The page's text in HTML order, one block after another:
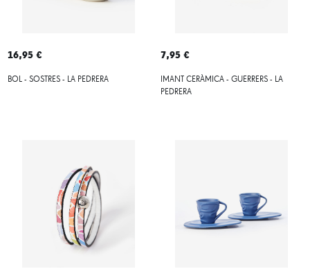
16,95 €
BOL - SOSTRES - LA PEDRERA
7,95 €
IMANT CERÀMICA - GUERRERS - LA
PEDRERA